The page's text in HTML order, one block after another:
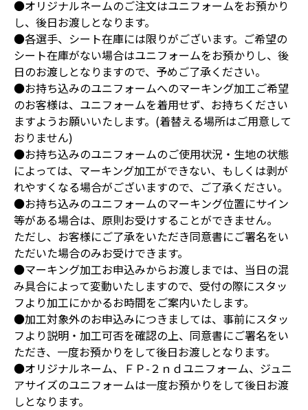
●オリジナルネームのご注文はユニフォームをお預かり
し、後日お渡しとなります。
●各選手、シート在庫には限りがございます。ご希望の
シート在庫がない場合はユニフォームをお預かりし、後
日のお渡しとなりますので、予めご了承ください。
●お持ち込みのユニフォームへのマーキング加工ご希望
のお客様は、ユニフォームを着用せず、お持ちください
ますようお願いいたします。(着替える場所はご用意して
おりません)
●お持ち込みのユニフォームのご使用状況・生地の状態
によっては、マーキング加工ができない、もしくは剥が
れやすくなる場合がございますので、ご了承ください。
●お持ち込みのユニフォームのマーキング位置にサイン
等がある場合は、原則お受けすることができません。
ただし、お客様にご了承をいただき同意書にご署名をい
ただいた場合のみお受けできます。
●マーキング加工お申込みからお渡しまでは、当日の混
み具合によって変動いたしますので、受付の際にスタッ
フより加工にかかるお時間をご案内いたします。
●加工対象外のお申込みにつきましては、事前にスタッ
フより説明・加工可否を確認の上、同意書にご署名をい
ただき、一度お預かりをして後日お渡しとなります。
●オリジナルネーム、ＦＰ-２ｎｄユニフォーム、ジュニ
アサイズのユニフォームは一度お預かりをして後日お渡
しとなります。